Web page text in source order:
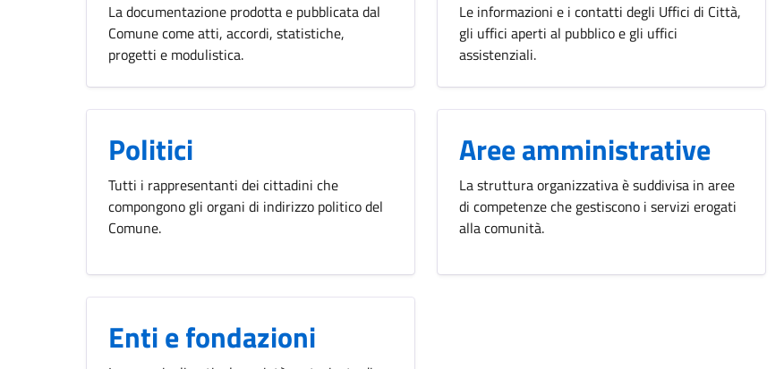
La documentazione prodotta e pubblicata dal
Comune come atti, accordi, statistiche,
progetti e modulistica.
Le informazioni e i contatti degli Uffici di Città,
gli uffici aperti al pubblico e gli uffici
assistenziali.
Politici
Tutti i rappresentanti dei cittadini che
compongono gli organi di indirizzo politico del
Comune.
Aree amministrative
La struttura organizzativa è suddivisa in aree
di competenze che gestiscono i servizi erogati
alla comunità.
Enti e fondazioni